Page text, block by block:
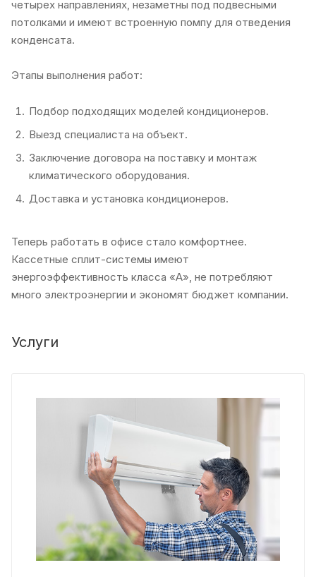
четырех направлениях, незаметны под подвесными
потолками и имеют встроенную помпу для отведения
конденсата.
Этапы выполнения работ:
Подбор подходящих моделей кондиционеров.
Выезд специалиста на объект.
Заключение договора на поставку и монтаж
климатического оборудования.
Доставка и установка кондиционеров.
Теперь работать в офисе стало комфортнее.
Кассетные сплит-системы имеют
энергоэффективность класса «А», не потребляют
много электроэнергии и экономят бюджет компании.
Услуги